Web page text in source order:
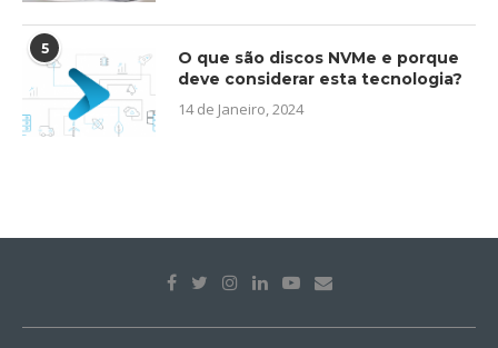
5
O que são discos NVMe e porque
deve considerar esta tecnologia?
14 de Janeiro, 2024